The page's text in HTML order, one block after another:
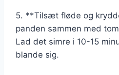
5. **Tilsæt fløde og
panden sammen med
Lad det simre i 10-15
blande sig.